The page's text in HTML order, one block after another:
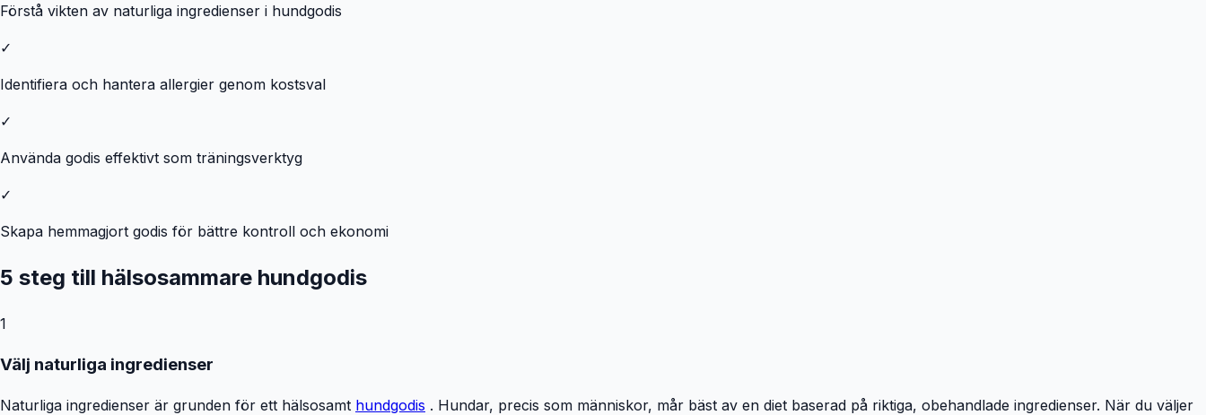
Förstå vikten av naturliga ingredienser i hundgodis
✓
Identifiera och hantera allergier genom kostsval
✓
Använda godis effektivt som träningsverktyg
✓
Skapa hemmagjort godis för bättre kontroll och ekonomi
5 steg till hälsosammare hundgodis
1
Välj naturliga ingredienser
Naturliga ingredienser är grunden för ett hälsosamt hundgodis . Hundar, precis som människor, mår bäst av en diet baserad på riktiga, obehandlade ingredienser. När du väljer